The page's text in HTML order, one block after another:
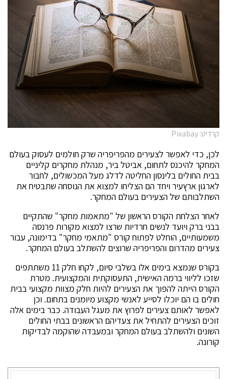
קרדיט: Pixabay
לכן, כדי לאפשר לצעירים מהפריפריה שרק חולמים לעסוק בעולם
המחקר להיכנס לתחום, אביטל ביר, מנהלת מחקרים קליניים
בבית החולים בלינסון החליטה לדלג מעל המכשולים, לחבור
לארגון ארץעיר ויחד הם הצליחו למצוא את הנוסחה שתבטיח את
השתלבותם של הצעירים בעולם המחקר.
לאחר הצלחת הקורס הראשון של "מתאמות מחקר" שהתקיים
בבני ברק ויועד לנשים חרדיות שרצו למצוא מקורות פרנסה
משמעותיים, הוחלט לפתוח קורס "מתאמי מחקר" בדימונה, עבור
צעירים מהדרום והפריפריה שרוצים להשתלב בעולם המחקר.
בקורס שנמצא בימים אלו בשלבי סיום, לקחו חלק 11 משתתפים
שזכו לליווי ברמה האישית, התעסוקתית והמקצועית. מטרת
הקורס הייתה להפוך את הצעירים להיות חלק מצוות מקצועי בבית
חולים בו הם יוכלו לסייע לאנשי מקצוע מיומנים בתחום. וכן
לאפשר לאותם צעירים לפרוץ את מעגל העבודה. כבר בימים אלה
זוכים הצעירים להתחיל את צעדיהם הראשונים בבתי החולים
השונים ולהשתלב בעולם המחקר ובמעבדה שהוקמה לבדיקות
קורונה.